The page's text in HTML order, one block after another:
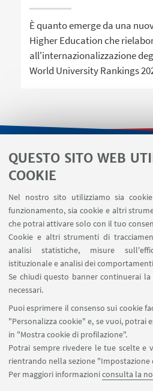
QUESTO SITO WEB
COOKIE
Nel nostro sito utilizziamo sia
funzionamento, sia cookie e altri
che potrai attivare solo con il tuo
Cookie e altri strumenti di
analisi statistiche, misure
istituzionale e analisi dei
Se chiudi questo banner continuerai
necessari.
Puoi esprimere il consenso sui cookie
"Personalizza cookie" e, se vuoi, potrai
in "Mostra cookie di profilazione".
Potrai sempre rivedere le tue scelte e
rientrando nella sezione "Impostazione
Per maggiori informazioniconsulta la
È quanto emerge da una
Higher Education che
all'internazionalizzazione
World University Rankings
LINK
Area
Area DIT
SEGUI IL
SEGUI
APP: